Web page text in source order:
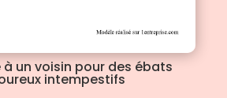
à un voisin pour des ébats
intempestifs